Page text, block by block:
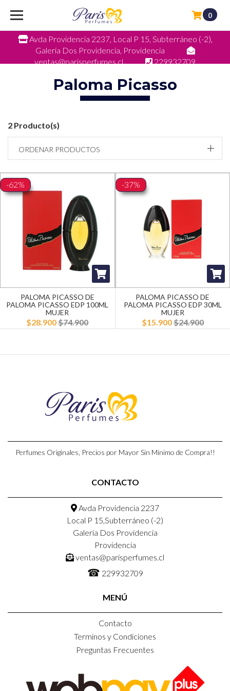
Avda Providencia 2237, Local P 15, Subterráneo (-2),
Galeria Dos Providencia, Providencia
ventas@parisperfumes.cl
229932709
0
Paloma Picasso
2 Producto(s)
ORDENAR PRODUCTOS
-62%
PALOMA PICASSO DE
PALOMA PICASSO EDP 100ML
MUJER
$28.900$74.900
-37%
PALOMA PICASSO DE
PALOMA PICASSO EDP 30ML
MUJER
$15.900$24.900
Perfumes Originales, Precios por Mayor Sin Minimo de Compra!!
CONTACTO
Avda Providencia 2237
Local P 15,Subterráneo (-2)
Galeria Dos Providencia
Providencia
ventas@parisperfumes.cl
☎ 229932709
MENÚ
Contacto
Terminos y Condiciones
Preguntas Frecuentes